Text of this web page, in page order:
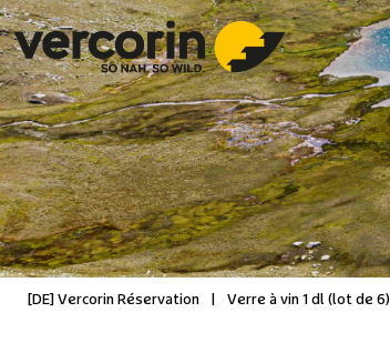
[DE] Vercorin Réservation Verre à vin 1 dl (lot de 6)